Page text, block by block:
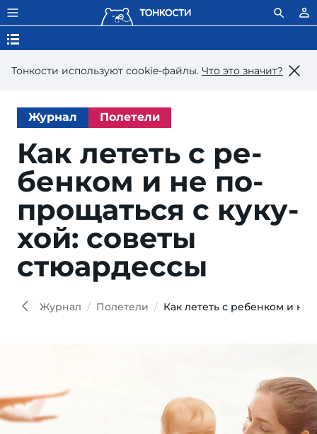
Тонкости используют сookie-файлы. Что это значит?
Журнал Полетели
Как лететь с ре­
бен­ком и не по­
про­щать­ся с ку­ку­
хой: со­ве­ты
стюардессы
Журнал Полетели Как лететь с ребенком и не